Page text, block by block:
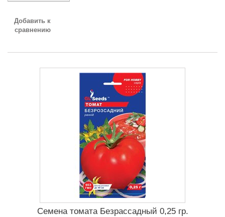
Добавить к
сравнению
Семена томата Безрассадный 0,25 гр.